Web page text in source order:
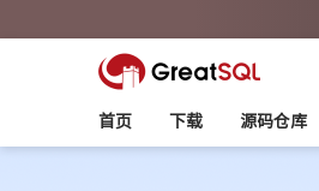
首页 下载 源码仓库